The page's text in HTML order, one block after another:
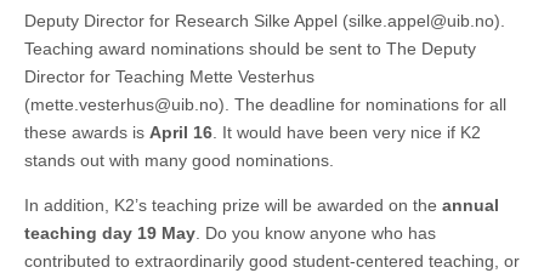
Deputy Director for Research Silke Appel (silke.appel@uib.no).
Teaching award nominations should be sent to The Deputy
Director for Teaching Mette Vesterhus
(mette.vesterhus@uib.no). The deadline for nominations for all
these awards is April 16. It would have been very nice if K2
stands out with many good nominations.
In addition, K2’s teaching prize will be awarded on the annual
teaching day 19 May. Do you know anyone who has
contributed to extraordinarily good student-centered teaching, or